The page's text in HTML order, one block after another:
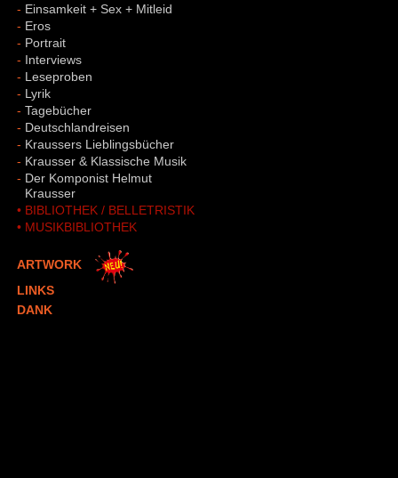
- Einsamkeit + Sex + Mitleid
- Eros
- Portrait
- Interviews
- Leseproben
- Lyrik
- Tagebücher
- Deutschlandreisen
- Kraussers Lieblingsbücher
- Krausser & Klassische Musik
- Der Komponist Helmut
Krausser
• BIBLIOTHEK / BELLETRISTIK
• MUSIKBIBLIOTHEK
ARTWORK
LINKS
DANK